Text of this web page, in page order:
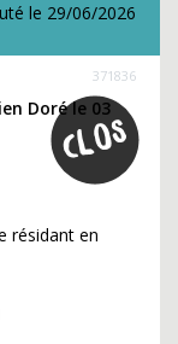
le 29/06/2026
371836
Doré le 03
résidant en